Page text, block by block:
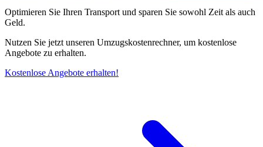
Optimieren Sie Ihren Transport und sparen Sie sowohl Zeit als auch
Geld.
Nutzen Sie jetzt unseren Umzugskostenrechner, um kostenlose
Angebote zu erhalten.
Kostenlose Angebote erhalten!